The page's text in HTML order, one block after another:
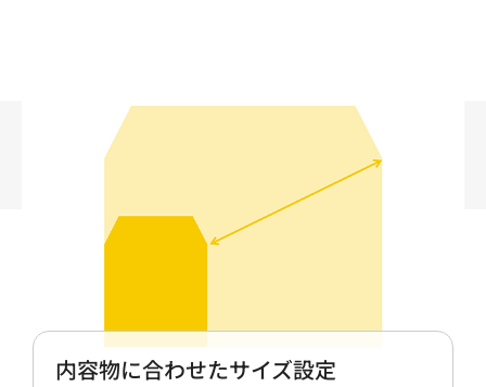
内容物に合わせたサイズ設定